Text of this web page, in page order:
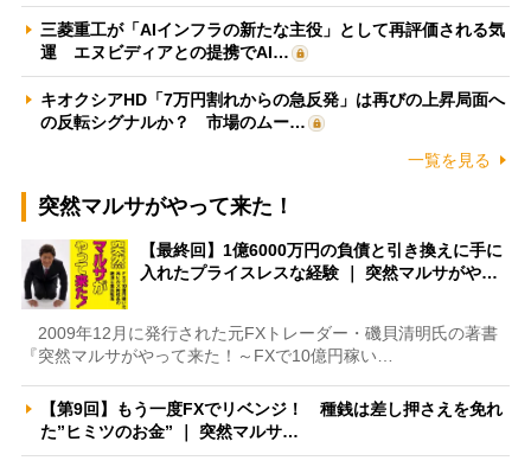
三菱重工が「AIインフラの新たな主役」として再評価される気
運 エヌビディアとの提携でAI…
キオクシアHD「7万円割れからの急反発」は再びの上昇局面へ
の反転シグナルか？ 市場のムー…
一覧を見る
突然マルサがやって来た！
【最終回】1億6000万円の負債と引き換えに手に
入れたプライスレスな経験 ｜ 突然マルサがや…
2009年12月に発行された元FXトレーダー・磯貝清明氏の著書
『突然マルサがやって来た！～FXで10億円稼い…
【第9回】もう一度FXでリベンジ！ 種銭は差し押さえを免れ
た”ヒミツのお金” ｜ 突然マルサ…